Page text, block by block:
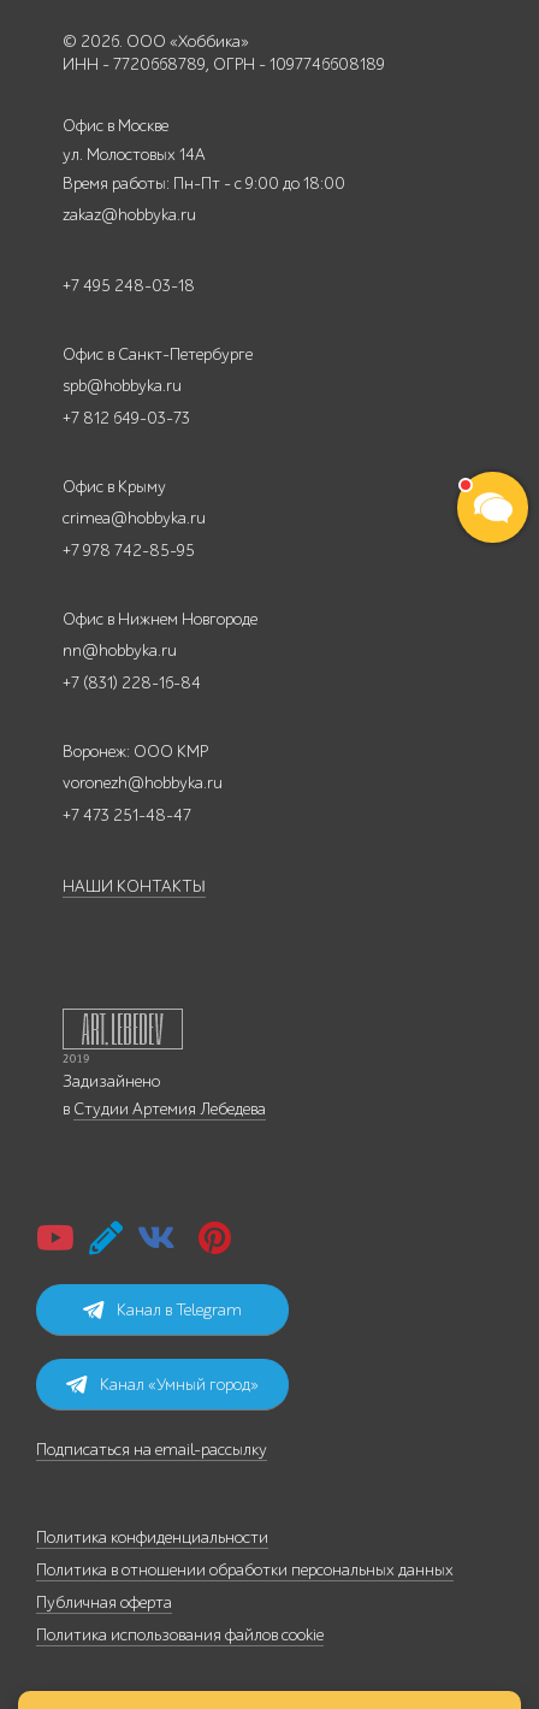
© 2026. ООО «Хоббика»
ИНН - 7720668789, ОГРН - 1097746608189
Офис в Москве
ул. Молостовых 14А
Время работы: Пн-Пт - с 9:00 до 18:00
zakaz@hobbyka.ru
+7 495 248-03-18
Офис в Санкт-Петербурге
spb@hobbyka.ru
+7 812 649-03-73
Офис в Крыму
crimea@hobbyka.ru
+7 978 742-85-95
Офис в Нижнем Новгороде
nn@hobbyka.ru
+7 (831) 228-16-84
Воронеж: ООО КМР
voronezh@hobbyka.ru
+7 473 251-48-47
НАШИ КОНТАКТЫ
Задизайнено
в Студии Артемия Лебедева
Канал в Telegram
Канал «Умный город»
Подписаться на email-рассылку
Политика конфиденциальности
Политика в отношении обработки персональных данных
Публичная оферта
Политика использования файлов cookie